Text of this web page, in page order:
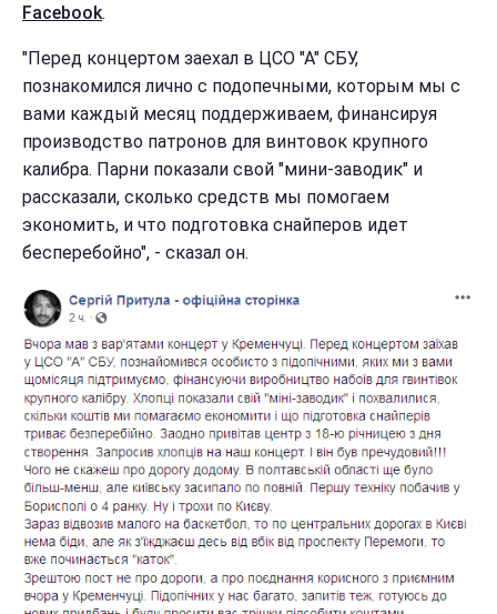
Facebook.
"Перед концертом заехал в ЦСО "А" СБУ,
познакомился лично с подопечными, которым мы с
вами каждый месяц поддерживаем, финансируя
производство патронов для винтовок крупного
калибра. Парни показали свой "мини-заводик" и
рассказали, сколько средств мы помогаем
экономить, и что подготовка снайперов идет
бесперебойно", - сказал он.